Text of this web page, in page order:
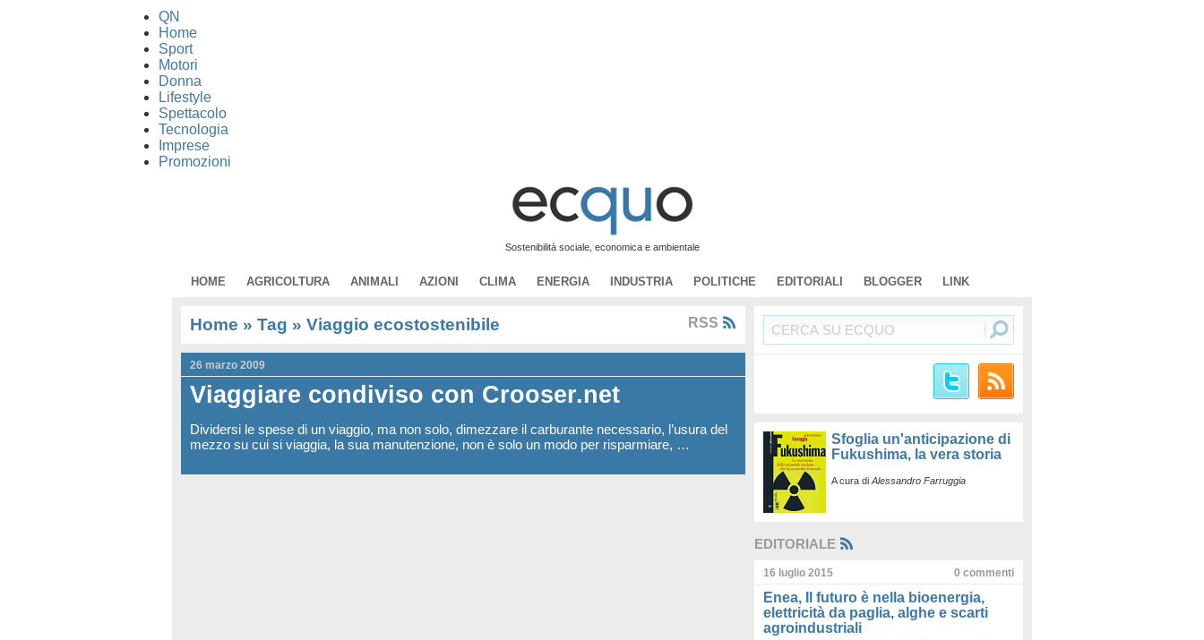
QN
Home
Sport
Motori
Donna
Lifestyle
Spettacolo
Tecnologia
Imprese
Promozioni
Sostenibilità sociale, economica e ambientale
HOME AGRICOLTURA ANIMALI AZIONI CLIMA ENERGIA INDUSTRIA POLITICHE EDITORIALI BLOGGER LINK
Home » Tag » Viaggio ecostostenibile RSS
26 marzo 2009
Viaggiare condiviso con Crooser.net
Dividersi le spese di un viaggio, ma non solo, dimezzare il carburante necessario, l’usura del
mezzo su cui si viaggia, la sua manutenzione, non è solo un modo per risparmiare, …
Sfoglia un'anticipazione di
Fukushima, la vera storia
A cura di Alessandro Farruggia
EDITORIALE
16 luglio 2015 0 commenti
Enea, Il futuro è nella bioenergia,
elettricità da paglia, alghe e scarti
agroindustriali